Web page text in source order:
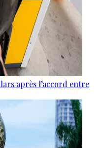
après l’accord entre